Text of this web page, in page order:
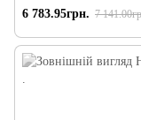
4 камери
6 783.95грн. 7